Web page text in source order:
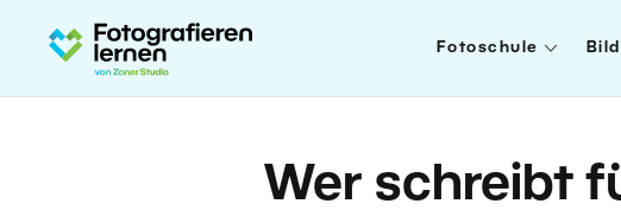
Fotoschule
Wer schreibt